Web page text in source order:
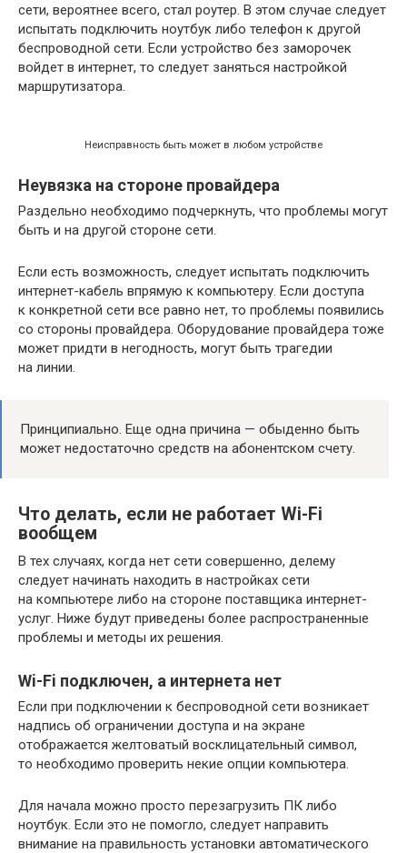
сети, вероятнее всего, стал роутер. В этом случае следует
испытать подключить ноутбук либо телефон к другой
беспроводной сети. Если устройство без заморочек
войдет в интернет, то следует заняться настройкой
маршрутизатора.
Неисправность быть может в любом устройстве
Неувязка на стороне провайдера
Раздельно необходимо подчеркнуть, что проблемы могут
быть и на другой стороне сети.
Если есть возможность, следует испытать подключить
интернет-кабель впрямую к компьютеру. Если доступа
к конкретной сети все равно нет, то проблемы появились
со стороны провайдера. Оборудование провайдера тоже
может придти в негодность, могут быть трагедии
на линии.
Принципиально. Еще одна причина — обыденно быть
может недостаточно средств на абонентском счету.
Что делать, если не работает Wi-Fi
вообщем
В тех случаях, когда нет сети совершенно, делему
следует начинать находить в настройках сети
на компьютере либо на стороне поставщика интернет-
услуг. Ниже будут приведены более распространенные
проблемы и методы их решения.
Wi-Fi подключен, а интернета нет
Если при подключении к беспроводной сети возникает
надпись об ограничении доступа и на экране
отображается желтоватый восклицательный символ,
то необходимо проверить некие опции компьютера.
Для начала можно просто перезагрузить ПК либо
ноутбук. Если это не помогло, следует направить
внимание на правильность установки автоматического